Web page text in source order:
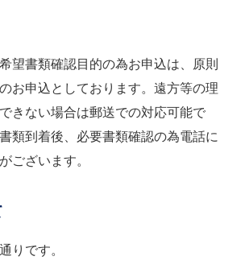
望書類確認目的の為お申込は、原則
お申込としております。遠方等の理
きない場合は郵送での対応可能で
類到着後、必要書類確認の為電話に
ございます。
りです。